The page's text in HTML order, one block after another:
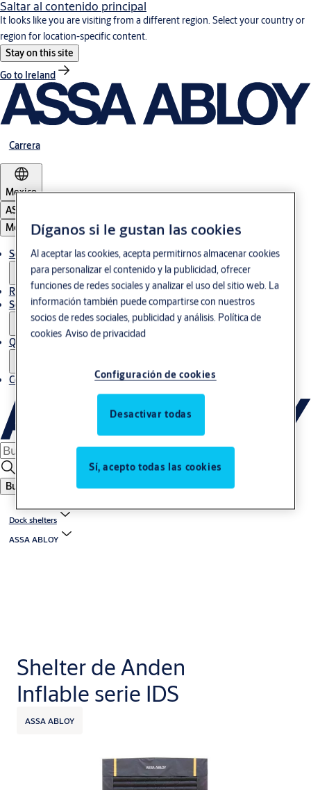
Saltar al contenido principal
It looks like you are visiting from a different region. Select your country or
region for location-specific content.
Stay on this site
Go to Ireland
Carrera
Mexico
ASSA ABLOY Group
Menú
Soluciones
Referencias
Servicio de mantenimiento
Quiénes somos
Contacto
Buscar
Dock shelters
ASSA ABLOY
Shelter de Anden
Inflable serie IDS
ASSA ABLOY
Díganos si le gustan las cookies
Al aceptar las cookies, acepta permitirnos almacenar cookies
para personalizar el contenido y la publicidad, ofrecer
funciones de redes sociales y analizar el uso del sitio web. La
información también puede compartirse con nuestros
socios de redes sociales, publicidad y análisis. Política de
cookies Aviso de privacidad
Configuración de cookies
Desactivar todas
Sí, acepto todas las cookies